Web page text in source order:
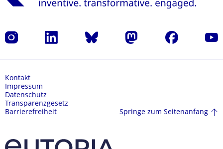
Instagram LinkedIn Bluesky Mastodon Facebook
Kontakt
Impressum
Datenschutz
Transparenzgesetz
Barrierefreiheit
Springe zum Seitenanfang